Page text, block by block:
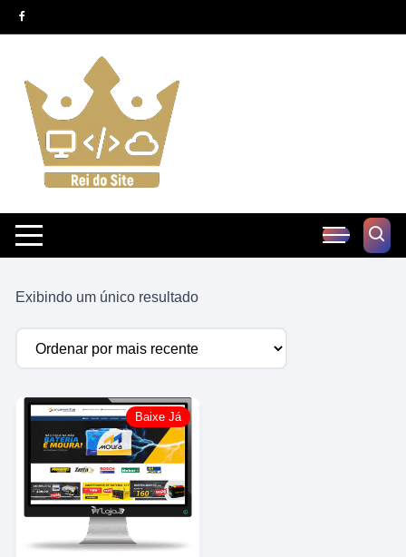
Pular
para
conteúdo
Exibindo um único resultado
Baixe Já